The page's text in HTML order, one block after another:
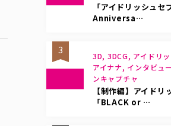
「アイドリッシュ
Anniversa…
3
3D, 3DCG, アイドリ
アイナナ, インタビュ
ンキャプチャ
【制作編】アイドリ
「BLACK or …